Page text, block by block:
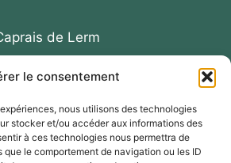
le consentement
nous utilisons des technologies
stocker et/ou accéder aux informations des
à ces technologies nous permettra de
que le comportement de navigation ou les ID
de Lerm
DE LERM
73
94